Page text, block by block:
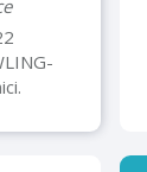
tel.
e-mail